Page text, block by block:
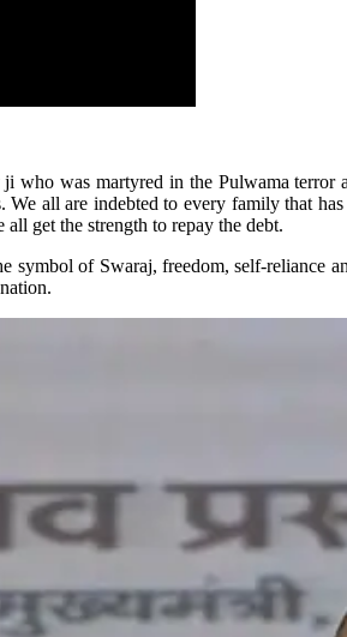
who was martyred in the Pulwama
all are indebted to every family that
get the strength to repay the debt.
of Swaraj, freedom, self-reliance